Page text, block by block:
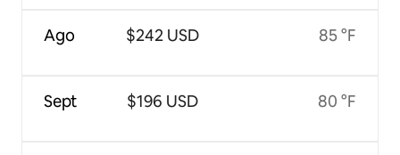
Ago
Sept
$242 USD
$196 USD
85 °F
80 °F